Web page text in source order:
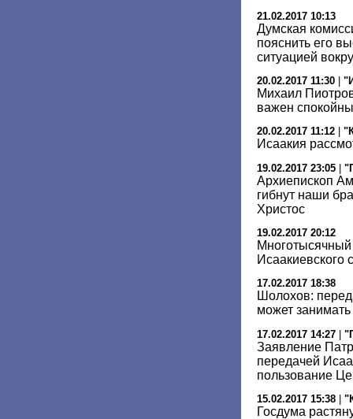
21.02.2017 10:13
Думская
пояснить его
ситуацией
20.02.2017 11:30
Михаил
важен
20.02.2017 11:12
Исаакия
19.02.2017 23:05 |
Архиепископ
гибнут наши
Христос
19.02.2017 20:12
Многотысячный
Исаакиевского
17.02.2017 18:38
Шолохов:
может
17.02.2017 14:27 |
Заявление
передачей
пользование
15.02.2017 15:38
Госдума